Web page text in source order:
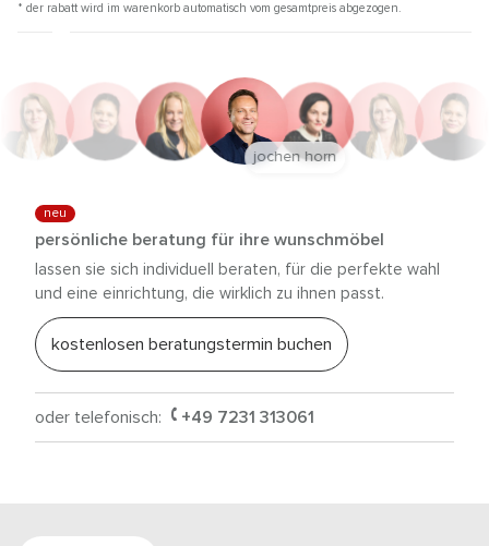
* der rabatt wird im warenkorb automatisch vom gesamtpreis abgezogen.
neu
persönliche beratung für ihre wunschmöbel
lassen sie sich individuell beraten, für die perfekte wahl
und eine einrichtung, die wirklich zu ihnen passt.
kostenlosen beratungstermin buchen
oder telefonisch: +49 7231 313061
jochen horn